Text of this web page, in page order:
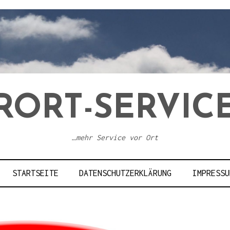
…mehr Service vor Ort
STARTSEITE DATENSCHUTZERKLÄRUNG